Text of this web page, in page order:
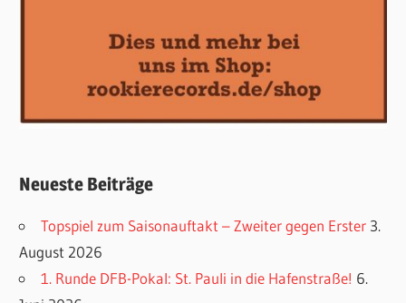
Neueste Beiträge
Topspiel zum Saisonauftakt – Zweiter gegen Erster 3.
August 2026
1. Runde DFB-Pokal: St. Pauli in die Hafenstraße! 6.